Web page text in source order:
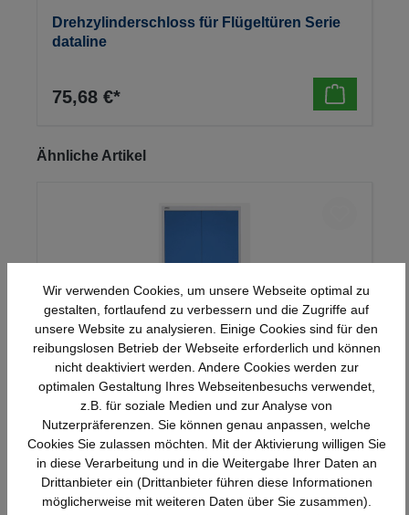
Drehzylinderschloss für Flügeltüren Serie
dataline
75,68 €*
Produktgalerie überspringen
Ähnliche Artikel
Stahl-Flügeltürenschrank Serie 950
428,40 €* Details
Wir verwenden Cookies, um unsere Webseite optimal zu
gestalten, fortlaufend zu verbessern und die Zugriffe auf
unsere Website zu analysieren. Einige Cookies sind für den
reibungslosen Betrieb der Webseite erforderlich und können
nicht deaktiviert werden. Andere Cookies werden zur
optimalen Gestaltung Ihres Webseitenbesuchs verwendet,
z.B. für soziale Medien und zur Analyse von
Nutzerpräferenzen. Sie können genau anpassen, welche
Cookies Sie zulassen möchten. Mit der Aktivierung willigen Sie
in diese Verarbeitung und in die Weitergabe Ihrer Daten an
Drittanbieter ein (Drittanbieter führen diese Informationen
möglicherweise mit weiteren Daten über Sie zusammen).